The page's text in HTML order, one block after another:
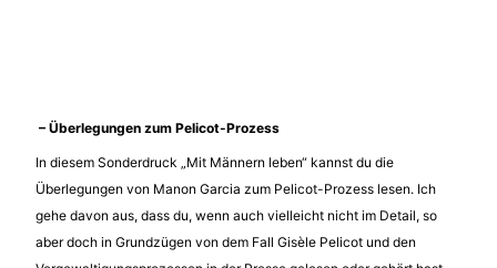
– Überlegungen zum Pelicot-Prozess
In diesem Sonderdruck „Mit Männern leben“ kannst du die
Überlegungen von Manon Garcia zum Pelicot-Prozess lesen. Ich
gehe davon aus, dass du, wenn auch vielleicht nicht im Detail, so
aber doch in Grundzügen von dem Fall Gisèle Pelicot und den